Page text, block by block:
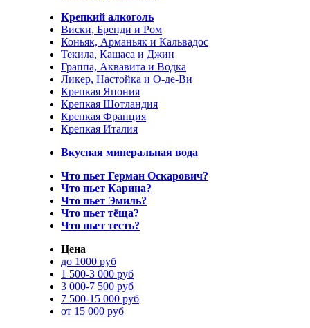
Крепкий алкоголь
Виски, Бренди и Ром
Коньяк, Арманьяк и Кальвадос
Текила, Кашаса и Джин
Граппа, Аквавита и Водка
Ликер, Настойка и О-де-Ви
Крепкая Япония
Крепкая Шотландия
Крепкая Франция
Крепкая Италия
Вкусная минеральная вода
Что пьет Герман Оскарович?
Что пьет Карина?
Что пьет Эмиль?
Что пьет тёща?
Что пьет тесть?
Цена
до 1000 руб
1 500-3 000 руб
3 000-7 500 руб
7 500-15 000 руб
от 15 000 руб